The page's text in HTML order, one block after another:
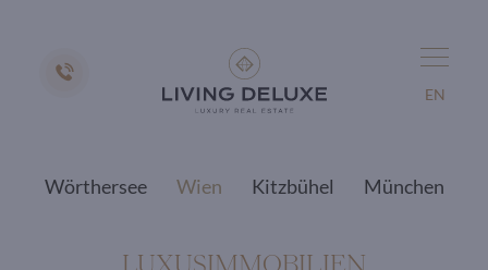
EN
Wörthersee Wien Kitzbühel München
LUXUSIMMOBILIEN